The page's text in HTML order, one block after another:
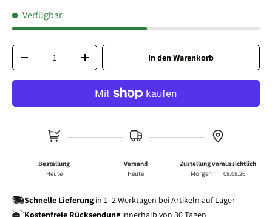
Verfügbar
Anzahl
-
+ In den Warenkorb
Bestellung
Heute
Versand
Heute
Zustellung voraussichtlich
Morgen → 08.08.26
Schnelle Lieferungin 1–2 Werktagen bei Artikeln auf Lager
Kostenfreie Rücksendunginnerhalb von 30 Tagen